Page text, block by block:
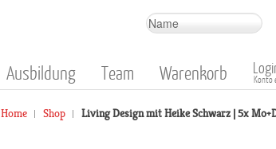
Ausbildung Team Warenkorb Konto
Home Shop Living Design mit Heike Schwarz | 5x